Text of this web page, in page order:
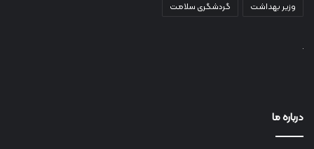
وزیر بهداشت
گردشگری سلامت
درباره ما